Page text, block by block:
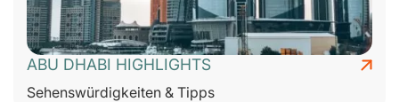
ABU DHABI HIGHLIGHTS
Sehenswürdigkeiten & Tipps